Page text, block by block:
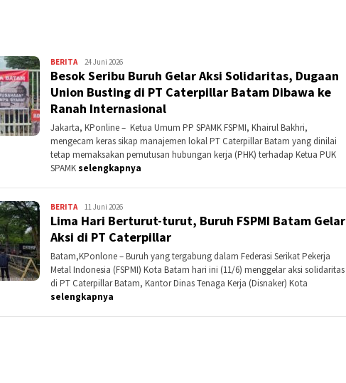
BERITARedaksi
KPonline
24 Juni 2026
Besok Seribu Buruh Gelar Aksi Solidaritas, Dugaan
Union Busting di PT Caterpillar Batam Dibawa ke
Ranah Internasional
Jakarta, KPonline – Ketua Umum PP SPAMK FSPMI, Khairul Bakhri,
mengecam keras sikap manajemen lokal PT Caterpillar Batam yang dinilai
tetap memaksakan pemutusan hubungan kerja (PHK) terhadap Ketua PUK
SPAMKselengkapnya
BERITASuhari
Ete
11 Juni 2026
Lima Hari Berturut-turut, Buruh FSPMI Batam Gelar
Aksi di PT Caterpillar
Batam,KPonlone – Buruh yang tergabung dalam Federasi Serikat Pekerja
Metal Indonesia (FSPMI) Kota Batam hari ini (11/6) menggelar aksi solidaritas
di PT Caterpillar Batam, Kantor Dinas Tenaga Kerja (Disnaker) Kota
selengkapnya